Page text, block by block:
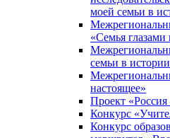
моей семьи в
«Семья глазами
семьи в
настоящее»
Проект
Конкурс
Конкурс